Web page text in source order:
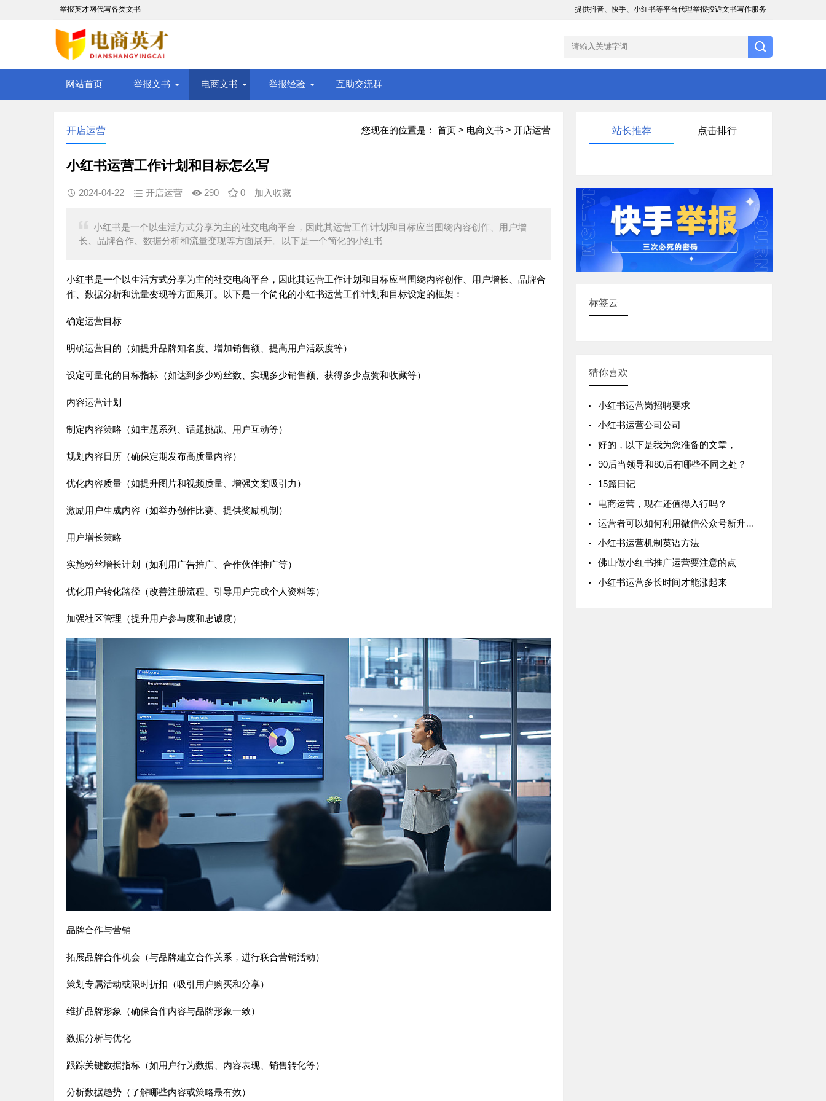
举报英才网代写各类文书 提供抖音、快手、小红书等平台代理举报投诉文书写作服务
网站首页 举报文书 电商文书 举报经验 互助交流群
您现在的位置是： 首页 > 电商文书 > 开店运营
开店运营
小红书运营工作计划和目标怎么写
2024-04-22 开店运营 290 0 加入收藏
小红书是一个以生活方式分享为主的社交电商平台，因此其运营工作计划和目标应当围绕内容创作、用户增
长、品牌合作、数据分析和流量变现等方面展开。以下是一个简化的小红书
小红书是一个以生活方式分享为主的社交电商平台，因此其运营工作计划和目标应当围绕内容创作、用户增长、品牌合
作、数据分析和流量变现等方面展开。以下是一个简化的小红书运营工作计划和目标设定的框架：
确定运营目标
明确运营目的（如提升品牌知名度、增加销售额、提高用户活跃度等）
设定可量化的目标指标（如达到多少粉丝数、实现多少销售额、获得多少点赞和收藏等）
内容运营计划
制定内容策略（如主题系列、话题挑战、用户互动等）
规划内容日历（确保定期发布高质量内容）
优化内容质量（如提升图片和视频质量、增强文案吸引力）
激励用户生成内容（如举办创作比赛、提供奖励机制）
用户增长策略
实施粉丝增长计划（如利用广告推广、合作伙伴推广等）
优化用户转化路径（改善注册流程、引导用户完成个人资料等）
加强社区管理（提升用户参与度和忠诚度）
品牌合作与营销
拓展品牌合作机会（与品牌建立合作关系，进行联合营销活动）
策划专属活动或限时折扣（吸引用户购买和分享）
维护品牌形象（确保合作内容与品牌形象一致）
数据分析与优化
跟踪关键数据指标（如用户行为数据、内容表现、销售转化等）
分析数据趋势（了解哪些内容或策略最有效）
站长推荐 点击排行
标签云
猜你喜欢
小红书运营岗招聘要求
小红书运营公司公司
好的，以下是我为您准备的文章，
90后当领导和80后有哪些不同之处？
15篇日记
电商运营，现在还值得入行吗？
运营者可以如何利用微信公众号新升级的图片消息功能？
小红书运营机制英语方法
佛山做小红书推广运营要注意的点
小红书运营多长时间才能涨起来